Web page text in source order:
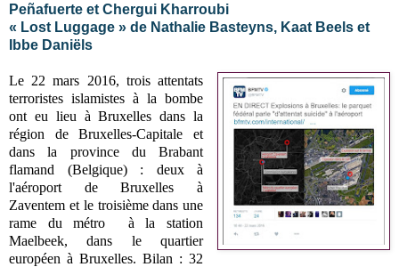
Peñafuerte et Chergui Kharroubi
« Lost Luggage » de Nathalie Basteyns, Kaat Beels et
Ibbe Daniëls
Le 22 mars 2016, trois attentats
terroristes islamistes à la bombe
ont eu lieu à Bruxelles dans la
région de Bruxelles-Capitale et
dans la province du Brabant
flamand (Belgique) : deux à
l'aéroport de Bruxelles à
Zaventem et le troisièmedans une
rame du métro
à la station
Maelbeek, dans le quartier
européenà Bruxelles. Bilan : 32